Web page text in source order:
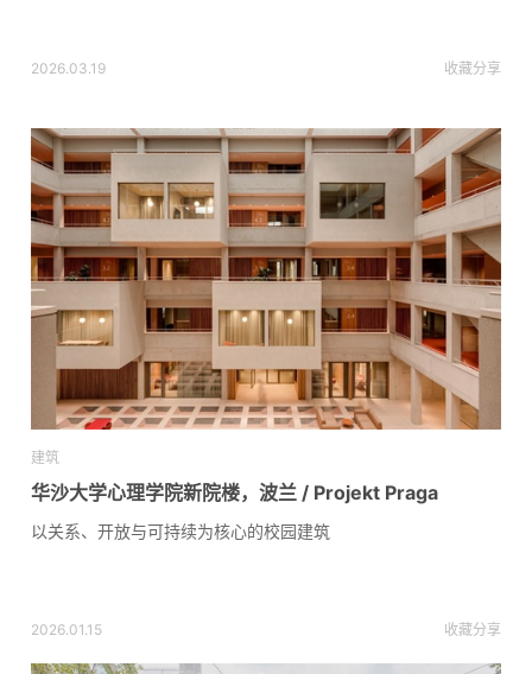
2026.03.19 收藏分享
建筑
华沙大学心理学院新院楼，波兰 / Projekt Praga
以关系、开放与可持续为核心的校园建筑
2026.01.15 收藏分享